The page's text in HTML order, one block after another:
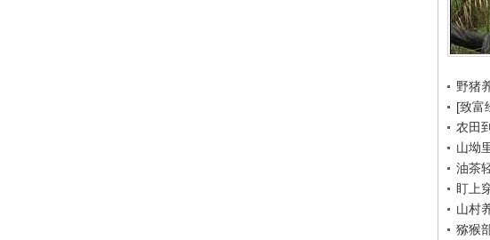
野猪
[致富
农田
山坳
油茶
盯上
山村
猕猴